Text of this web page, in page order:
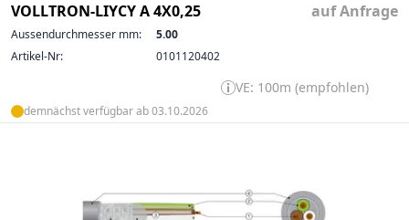
VOLLTRON-LIYCY A 4X0,25 auf Anfrage
Aussendurchmesser mm:
5.00
Artikel-Nr:
0101120402
VE: 100m (empfohlen)
demnächst verfügbar ab 03.10.2026